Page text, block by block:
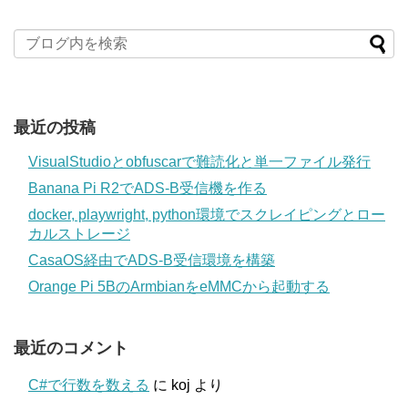
最近の投稿
VisualStudioとobfuscarで難読化と単一ファイル発行
Banana Pi R2でADS-B受信機を作る
docker, playwright, python環境でスクレイピングとロー
カルストレージ
CasaOS経由でADS-B受信環境を構築
Orange Pi 5BのArmbianをeMMCから起動する
最近のコメント
C#で行数を数える に koj より